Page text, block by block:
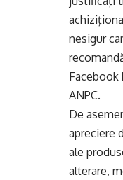
nesigur
Facebook
ANPC.
De
apreciere
ale
alterare,